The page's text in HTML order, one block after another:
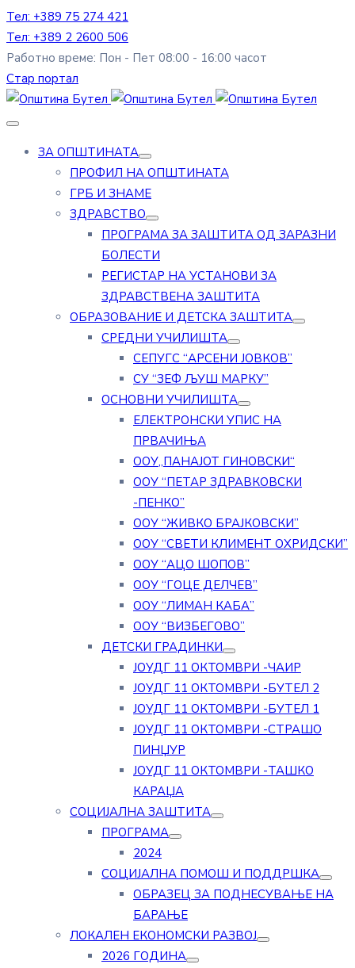
Тел: +389 75 274 421
Тел: +389 2 2600 506
Работно време: Пон - Пет 08:00 - 16:00 часот
Стар портал
ЗА ОПШТИНАТА
ПРОФИЛ НА ОПШТИНАТА
ГРБ И ЗНАМЕ
ЗДРАВСТВО
ПРОГРАМА ЗА ЗАШТИТА ОД ЗАРАЗНИ
БОЛЕСТИ
РЕГИСТАР НА УСТАНОВИ ЗА
ЗДРАВСТВЕНА ЗАШТИТА
ОБРАЗОВАНИЕ И ДЕТСКА ЗАШТИТА
СРЕДНИ УЧИЛИШТА
СЕПУГС “АРСЕНИ ЈОВКОВ”
СУ “ЗЕФ ЉУШ МАРКУ”
ОСНОВНИ УЧИЛИШТА
ЕЛЕКТРОНСКИ УПИС НА
ПРВАЧИЊА
ООУ„ПАНАЈОТ ГИНОВСКИ“
ООУ “ПЕТАР ЗДРАВКОВСКИ
-ПЕНКО”
ООУ “ЖИВКО БРАЈКОВСКИ”
ООУ “СВЕТИ КЛИМЕНТ ОХРИДСКИ”
ООУ “АЦО ШОПОВ”
ООУ “ГОЦЕ ДЕЛЧЕВ”
ООУ “ЛИМАН КАБА”
ООУ “ВИЗБЕГОВО”
ДЕТСКИ ГРАДИНКИ
ЈОУДГ 11 ОКТОМВРИ -ЧАИР
ЈОУДГ 11 ОКТОМВРИ -БУТЕЛ 2
ЈОУДГ 11 ОКТОМВРИ -БУТЕЛ 1
ЈОУДГ 11 ОКТОМВРИ -СТРАШО
ПИНЏУР
ЈОУДГ 11 ОКТОМВРИ -ТАШКО
КАРАЏА
СОЦИЈАЛНА ЗАШТИТА
ПРОГРАМА
2024
СОЦИЈАЛНА ПОМОШ И ПОДДРШКА
ОБРАЗЕЦ ЗА ПОДНЕСУВАЊЕ НА
БАРАЊЕ
ЛОКАЛЕН ЕКОНОМСКИ РАЗВОЈ
2026 ГОДИНА